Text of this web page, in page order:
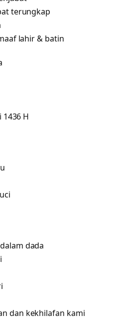
terungkap
lahir & batin
H
dada
dan kekhilafan kami